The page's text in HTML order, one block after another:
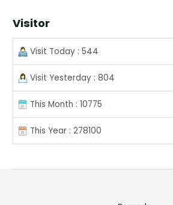
Visitor
Visit Today : 544
Visit Yesterday : 804
This Month : 10775
This Year : 278100